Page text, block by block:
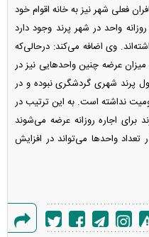
فعلی شهر نیز به خانه اقوام خود
واحد در شهر پرند وجود دارد
وی اضافه می‌کند: درحالی‌که
عرضه چنین واحد‌هایی نیز در
پرند شهری گردشگری نبوده و در
نداشته است. به این ترتیب در
برای اجاره روزانه عرضه می‌شوند
واحد‌ها می‌تواند در افزایش